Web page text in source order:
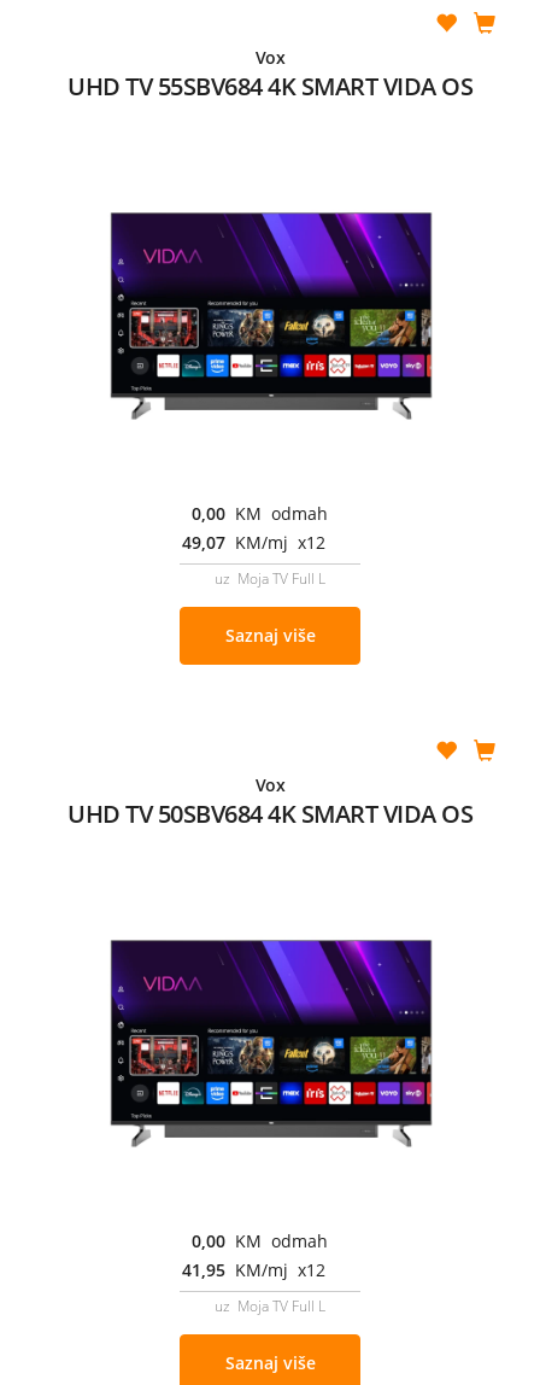
Vox
UHD TV 55SBV684 4K SMART VIDA OS
0,00 KM odmah
49,07 KM/mj x12
uz Moja TV Full L
Saznaj više
Vox
UHD TV 50SBV684 4K SMART VIDA OS
0,00 KM odmah
41,95 KM/mj x12
uz Moja TV Full L
Saznaj više